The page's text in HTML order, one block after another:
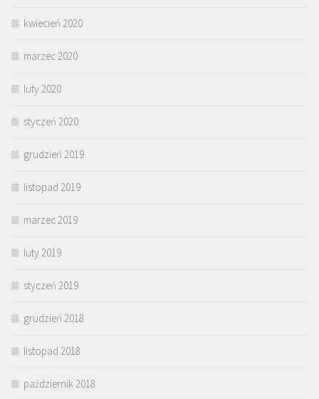
kwiecień 2020
marzec 2020
luty 2020
styczeń 2020
grudzień 2019
listopad 2019
marzec 2019
luty 2019
styczeń 2019
grudzień 2018
listopad 2018
październik 2018